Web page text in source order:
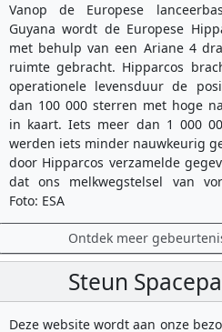
Vanop de Europese
Guyana wordt de Europese
met behulp van een Ariane 4
ruimte gebracht. Hipparcos
operationele levensduur de
dan 100 000 sterren met hoge
in kaart. Iets meer dan 1 000
werden iets minder nauwkeurig
door Hipparcos verzamelde
dat ons melkwegstelsel van
Foto: ESA
Ontdek meer
Steun
Deze website wordt aan onze